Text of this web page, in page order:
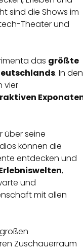
sind die Shows im
Theater und
das größte
. In den
vier
über seine
können die
entdecken und
,
und
mit allen
Zuschauerraum